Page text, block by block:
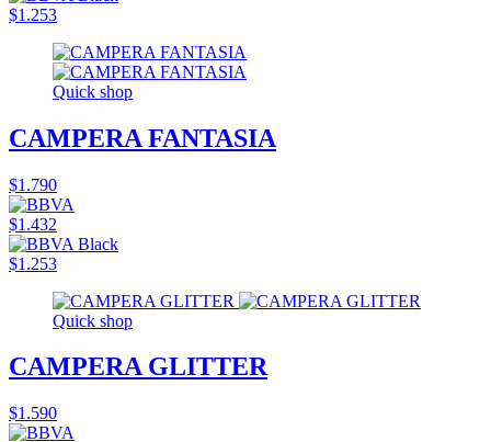
$1.253
Quick shop
CAMPERA FANTASIA
$1.790
$1.432
$1.253
Quick shop
CAMPERA GLITTER
$1.590